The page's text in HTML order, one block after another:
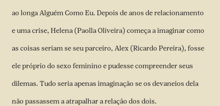
ao longa Alguém Como Eu. Depois de anos de relacionamento
e uma crise, Helena (Paolla Oliveira) começa a imaginar como
as coisas seriam se seu parceiro, Alex (Ricardo Pereira), fosse
ele próprio do sexo feminino e pudesse compreender seus
dilemas. Tudo seria apenas imaginação se os devaneios dela
não passassem a atrapalhar a relação dos dois.